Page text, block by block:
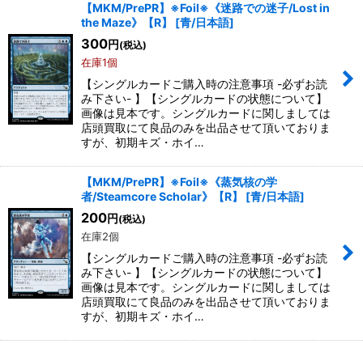
【MKM/PrePR】※Foil※《迷路での迷子/Lost in
the Maze》【R】
[青/日本語]
300円 (税込)
在庫1個
【シングルカードご購入時の注意事項 -必ずお読
み下さい- 】【シングルカードの状態について】
画像は見本です。シングルカードに関しましては
店頭買取にて良品のみを出品させて頂いておりま
すが、初期キズ・ホイ…
【MKM/PrePR】※Foil※《蒸気核の学
者/Steamcore Scholar》【R】
[青/日本語]
200円 (税込)
在庫2個
【シングルカードご購入時の注意事項 -必ずお読
み下さい- 】【シングルカードの状態について】
画像は見本です。シングルカードに関しましては
店頭買取にて良品のみを出品させて頂いておりま
すが、初期キズ・ホイ…